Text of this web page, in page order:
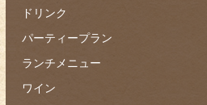
ドリンク
パーティープラン
ランチメニュー
ワイン